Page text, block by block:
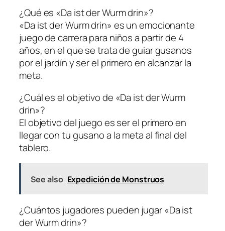
¿Qué es «Da ist der Wurm drin»?
«Da ist der Wurm drin» es un emocionante
juego de carrera para niños a partir de 4
años, en el que se trata de guiar gusanos
por el jardín y ser el primero en alcanzar la
meta.
¿Cuál es el objetivo de «Da ist der Wurm
drin»?
El objetivo del juego es ser el primero en
llegar con tu gusano a la meta al final del
tablero.
See also Expedición de Monstruos
¿Cuántos jugadores pueden jugar «Da ist
der Wurm drin»?